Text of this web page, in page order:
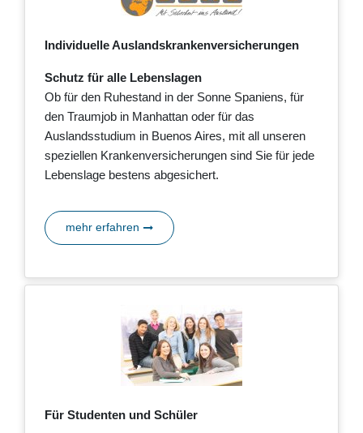
Individuelle Auslandskrankenversicherungen
Schutz für alle Lebenslagen
Ob für den Ruhestand in der Sonne Spaniens, für
den Traumjob in Manhattan oder für das
Auslandsstudium in Buenos Aires, mit all unseren
speziellen Krankenversicherungen sind Sie für jede
Lebenslage bestens abgesichert.
mehr erfahren
Für Studenten und Schüler